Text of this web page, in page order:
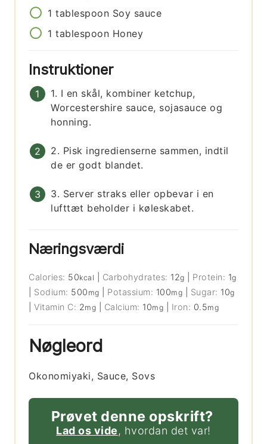
1 tablespoon Soy sauce
1 tablespoon Honey
Instruktioner
1. I en skål, kombiner ketchup,
Worcestershire sauce, sojasauce og
honning.
2. Pisk ingredienserne sammen, indtil
de er godt blandet.
3. Server straks eller opbevar i en
lufttæt beholder i køleskabet.
Næringsværdi
Calories: 50kcal Carbohydrates: 12g Protein: 1g
Sodium: 500 mg Potassium: 100mg Sugar: 10g
|Vitamin C: 2mg Calcium: 10mg Iron: 0.5mg
Nøgleord
Okonomiyaki, Sauce, Sovs
Prøvet denne opskrift?
Lad os vide, hvordan det var!